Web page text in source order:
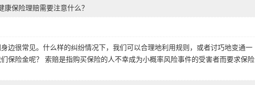
保险理赔需要注意什么？
边很常见。什么样的纠纷情况下，我们可以合理地利用规则，或者讨巧地变通一
保险金呢？ 索赔是指购买保险的人不幸成为小概率风险事件的受害者而要求保险